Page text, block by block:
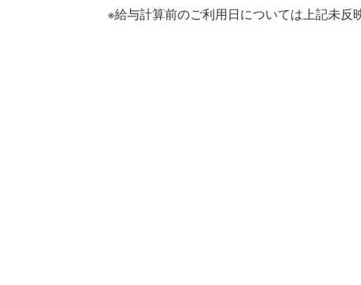
※給与計算前のご利用日については上記未